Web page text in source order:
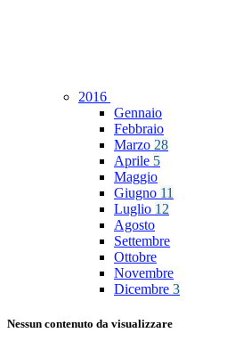
2016
Gennaio
Febbraio
Marzo 28
Aprile 5
Maggio
Giugno 11
Luglio 12
Agosto
Settembre
Ottobre
Novembre
Dicembre 3
Nessun contenuto da visualizzare